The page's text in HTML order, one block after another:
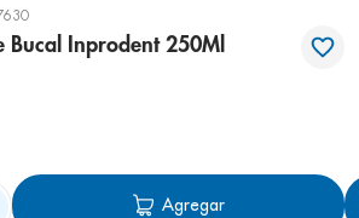
Bucal Inprodent 250Ml
Agregar